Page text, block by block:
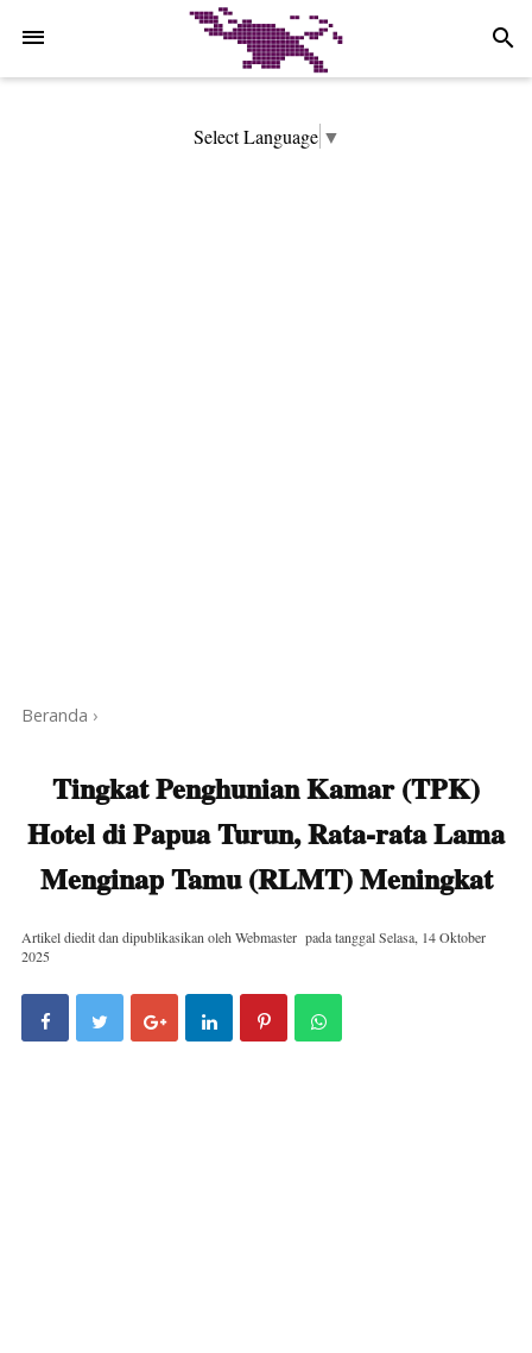
search
Select Language ▼
Beranda ›
Tingkat Penghunian Kamar (TPK)
Hotel di Papua Turun, Rata-rata Lama
Menginap Tamu (RLMT) Meningkat
Artikel diedit dan dipublikasikan oleh Webmaster pada tanggalSelasa, 14 Oktober
2025